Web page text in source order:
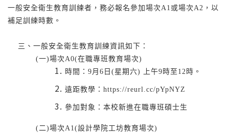
一般安全衛生教育訓練者，務必報名參加場次A1或場次A2，以
補足訓練時數。
三、一般安全衛生教育訓練資訊如下：
(一)場次A0(在職專班教育場次)
時間：9月6日(星期六) 上午9時至12時。
遠距教學：https://reurl.cc/pYpNYZ
參加對象：本校新進在職專班碩士生
(二)場次A1(設計學院工坊教育場次)